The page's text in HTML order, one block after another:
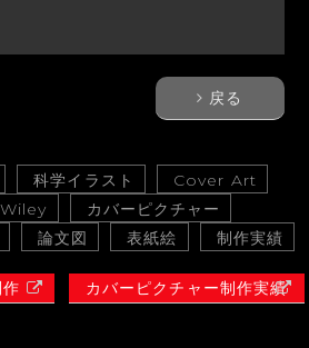
戻る
科学イラスト
Cover Art
Wiley
カバーピクチャー
論文図 表紙絵 制作実績
カバーピクチャー制作実績